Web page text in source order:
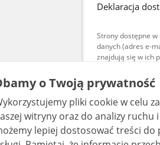
Deklaracja
Strony dostępne
danych (adres e-
znajdują się w ich
są
bez
o Twoją prywatność
pliki cookie w celu
witryny oraz do analizy ruchu i
lepiej dostosować treści do